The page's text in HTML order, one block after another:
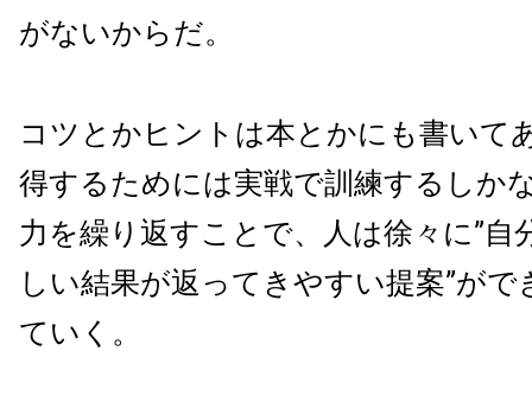
がないからだ。
コツとかヒントは本とかにも書いて
得するためには実戦で訓練するしか
力を繰り返すことで、人は徐々に”自
しい結果が返ってきやすい提案”が
ていく。